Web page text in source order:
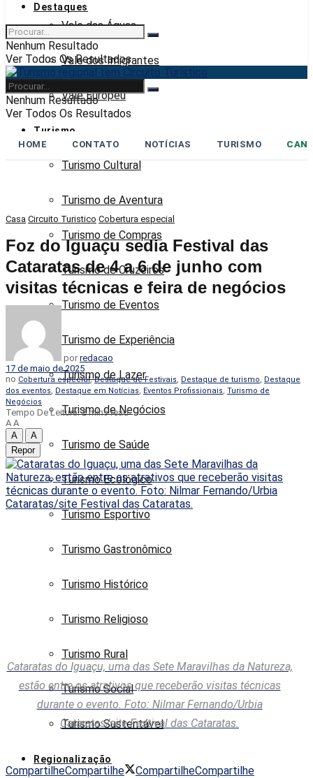
Vale das Águas
Vale dos Imigrantes
Vale Europeu
Turismo
Turismo Cultural
Turismo de Aventura
Turismo de Compras
Turismo de Cruzeiros
Turismo de Eventos
Turismo de Experiência
Turismo de Lazer
Turismo de Negócios
Turismo de Saúde
Turismo Ecológico
Turismo Esportivo
Turismo Gastronômico
Turismo Histórico
Turismo Religioso
Turismo Rural
Turismo Social
Turismo Sustentável
Regionalização
Destaques
Nenhum Resultado
Ver Todos Os Resultados
Nenhum Resultado
Ver Todos Os Resultados
HOME CONTATO NOTÍCIAS TURISMO
Casa Circuito Turistico Cobertura especial
Foz do Iguaçu sedia Festival das
Cataratas de 4 a 6 de junho com
visitas técnicas e feira de negócios
por redacao
17 de maio de 2025
no Cobertura especial,Destaque de Festivais Destaque de turismo
Destaque
dos eventos
Destaque em Notícias Eventos Profissionais Turismo de
Negócios
Tempo De Leitura: 2 mins read
A A
A
A
Repor
Cataratas do Iguaçu, uma das Sete Maravilhas da Natureza,
estão entre os atrativos que receberão visitas técnicas
durante o evento. Foto: Nilmar Fernando/Urbia
Cataratas/site Festival das Cataratas.
CompartilheCompartilhe CompartilheCompartilhe